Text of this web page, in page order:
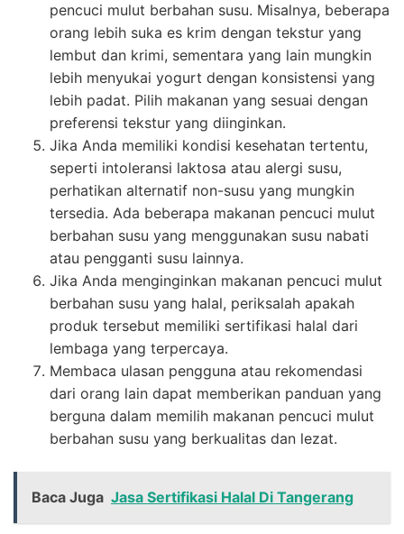
pencuci mulut berbahan susu. Misalnya, beberapa
orang lebih suka es krim dengan tekstur yang
lembut dan krimi, sementara yang lain mungkin
lebih menyukai yogurt dengan konsistensi yang
lebih padat. Pilih makanan yang sesuai dengan
preferensi tekstur yang diinginkan.
Jika Anda memiliki kondisi kesehatan tertentu,
seperti intoleransi laktosa atau alergi susu,
perhatikan alternatif non-susu yang mungkin
tersedia. Ada beberapa makanan pencuci mulut
berbahan susu yang menggunakan susu nabati
atau pengganti susu lainnya.
Jika Anda menginginkan makanan pencuci mulut
berbahan susu yang halal, periksalah apakah
produk tersebut memiliki sertifikasi halal dari
lembaga yang terpercaya.
Membaca ulasan pengguna atau rekomendasi
dari orang lain dapat memberikan panduan yang
berguna dalam memilih makanan pencuci mulut
berbahan susu yang berkualitas dan lezat.
Baca Juga Jasa Sertifikasi Halal Di Tangerang